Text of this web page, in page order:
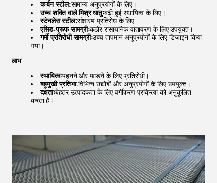
कार्बन स्टील:सामान्य अनुप्रयोगों के लिए।
उच्च शक्ति वाले मिश्र धातुःबढ़ी हुई स्थायित्व के लिए।
स्टेनलेस स्टील:संक्षारण प्रतिरोध के लिए
एसिड-प्रूफ सामग्रीःकठोर रासायनिक वातावरण के लिए उपयुक्त।
गर्मी प्रतिरोधी सामग्रीःउच्च तापमान अनुप्रयोगों के लिए डिज़ाइन किया
गया।
लाभ
स्थायित्वःपहनने और फाड़ने के लिए प्रतिरोधी।
बहुमुखी प्रतिभा:विभिन्न उद्योगों और अनुप्रयोगों के लिए उपयुक्त।
दक्षताःबेहतर उत्पादकता के लिए वर्गीकरण प्रक्रिया को अनुकूलित
करता है।